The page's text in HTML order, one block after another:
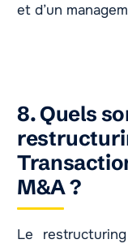
et d’un
8. Quels
M&A ?
Le